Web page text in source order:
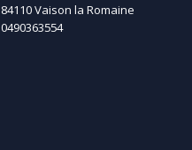
84110 Vaison la Romaine
0490363554